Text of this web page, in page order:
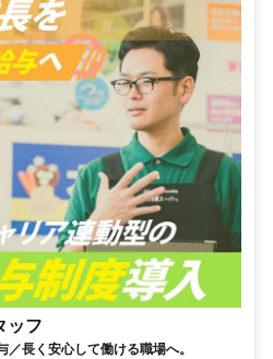
ッフ
長く安心して働ける職場へ。